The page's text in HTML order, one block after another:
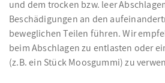
und dem trocken bzw. leer
Beschädigungen an den
beweglichen Teilen führen. Wir
beim Abschlagen zu entlasten oder
(z.B. ein Stück Moosgummi) zu